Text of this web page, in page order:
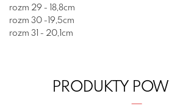
rozm 29 - 18,8cm
rozm 30 -19,5cm
rozm 31 - 20,1cm
PRODUKTY